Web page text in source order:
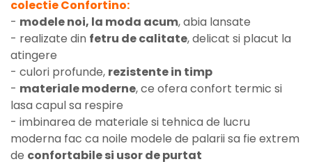
colectie Confortino:
- modele noi, la moda acum, abia lansate
- realizate din fetru de calitate, delicat si placut la
atingere
- culori profunde, rezistente in timp
- materiale moderne, ce ofera confort termic si
lasa capul sa respire
- imbinarea de materiale si tehnica de lucru
moderna fac ca noile modele de palarii sa fie extrem
de confortabile si usor de purtat